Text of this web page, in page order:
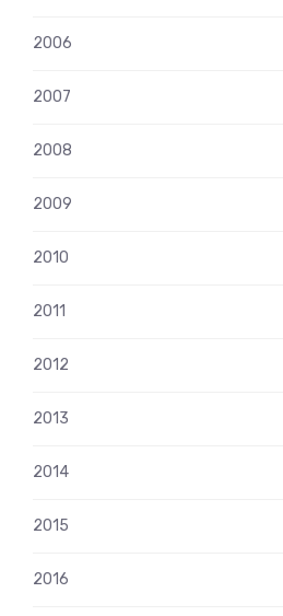
2006
2007
2008
2009
2010
2011
2012
2013
2014
2015
2016